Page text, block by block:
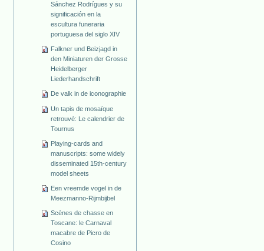
Sánchez Rodrígues y su
significación en la
escultura funeraria
portuguesa del siglo XIV
Falkner und Beizjagd in
den Miniaturen der Grosse
Heidelberger
Liederhandschrift
De valk in de iconographie
Un tapis de mosaïque
retrouvé: Le calendrier de
Tournus
Playing-cards and
manuscripts: some widely
disseminated 15th-century
model sheets
Een vreemde vogel in de
Meezmanno-Rijmbijbel
Scènes de chasse en
Toscane: le Carnaval
macabre de Picro de
Cosino